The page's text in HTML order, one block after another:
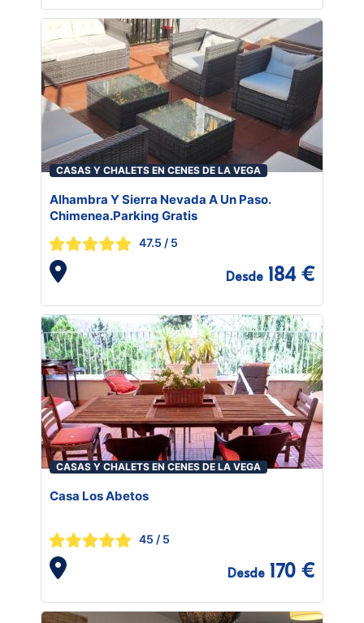
CASAS Y CHALETS EN CENES DE LA VEGA
Alhambra Y Sierra Nevada A Un Paso.
Chimenea.Parking Gratis
47.5 / 5
Desde 184 €
CASAS Y CHALETS EN CENES DE LA VEGA
Casa Los Abetos
45 / 5
Desde 170 €